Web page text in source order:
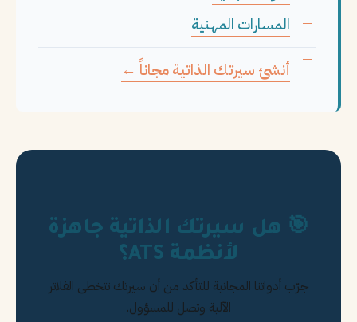
المسارات المهنية
أنشئ سيرتك الذاتية مجاناً ←
🎯 هل سيرتك الذاتية جاهزة
لأنظمة ATS؟
جرّب أدواتنا المجانية للتأكد من أن سيرتك تتخطى الفلاتر
الآلية وتصل للمسؤول.